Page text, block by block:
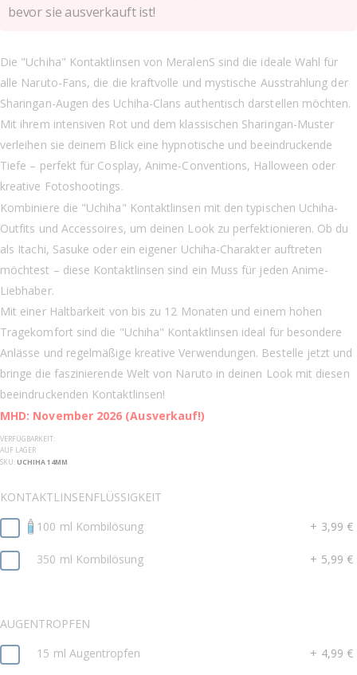
bevor sie ausverkauft ist!
Die "Uchiha" Kontaktlinsen von MeralenS sind die ideale Wahl für
alle Naruto-Fans, die die kraftvolle und mystische Ausstrahlung der
Sharingan-Augen des Uchiha-Clans authentisch darstellen möchten.
Mit ihrem intensiven Rot und dem klassischen Sharingan-Muster
verleihen sie deinem Blick eine hypnotische und beeindruckende
Tiefe – perfekt für Cosplay, Anime-Conventions, Halloween oder
kreative Fotoshootings.
Kombiniere die "Uchiha" Kontaktlinsen mit den typischen Uchiha-
Outfits und Accessoires, um deinen Look zu perfektionieren. Ob du
als Itachi, Sasuke oder ein eigener Uchiha-Charakter auftreten
möchtest – diese Kontaktlinsen sind ein Muss für jeden Anime-
Liebhaber.
Mit einer Haltbarkeit von bis zu 12 Monaten und einem hohen
Tragekomfort sind die "Uchiha" Kontaktlinsen ideal für besondere
Anlässe und regelmäßige kreative Verwendungen. Bestelle jetzt und
bringe die faszinierende Welt von Naruto in deinen Look mit diesen
beeindruckenden Kontaktlinsen!
MHD: November 2026 (Ausverkauf!)
VERFÜGBARKEIT:
AUF LAGER
SKU UCHIHA 14MM
KONTAKTLINSENFLÜSSIGKEIT
100 ml Kombilösung
+ 3,99 €
350 ml Kombilösung + 5,99 €
AUGENTROPFEN
15 ml Augentropfen
+ 4,99 €